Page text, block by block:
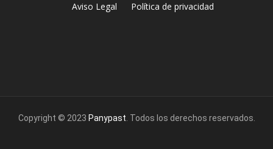
Aviso Legal Política de privacidad
Copyright © 2023 Panypast . Todos los derechos reservados.